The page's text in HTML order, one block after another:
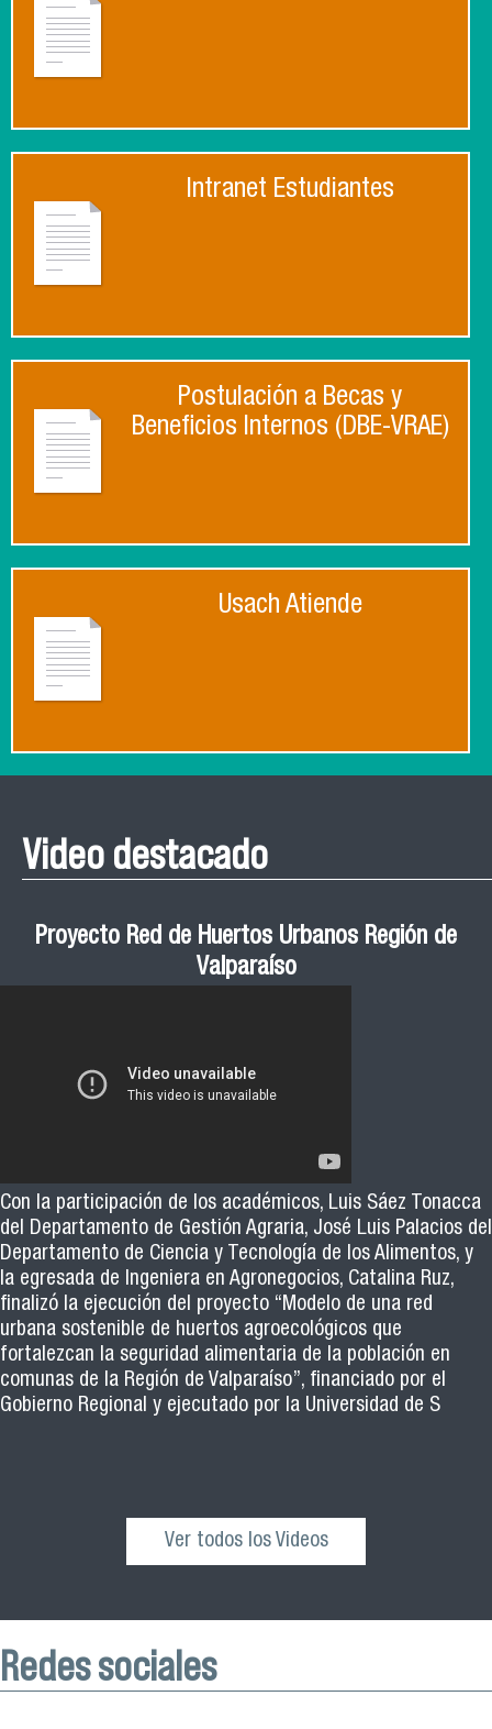
Intranet Estudiantes
Postulación a Becas y
Beneficios Internos (DBE-VRAE)
Usach Atiende
Video destacado
Proyecto Red de Huertos Urbanos Región de
Valparaíso
Con la participación de los académicos, Luis Sáez Tonacca
del Departamento de Gestión Agraria, José Luis Palacios del
Departamento de Ciencia y Tecnología de los Alimentos, y
la egresada de Ingeniera en Agronegocios, Catalina Ruz,
finalizó la ejecución del proyecto “Modelo de una red
urbana sostenible de huertos agroecológicos que
fortalezcan la seguridad alimentaria de la población en
comunas de la Región de Valparaíso”, financiado por el
Gobierno Regional y ejecutado por la Universidad de S
Ver todos los Videos
Redes sociales